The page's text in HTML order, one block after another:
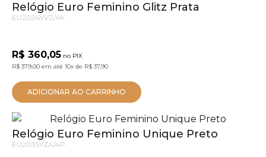
Relógio Euro Feminino Glitz Prata
EU2036YVZ/4K
R$ 360,05 no PIX
R$ 379,00 em até 10x de R$ 37,90
ADICIONAR AO CARRINHO
Relógio Euro Feminino Unique Preto
EU2035YZA/4P